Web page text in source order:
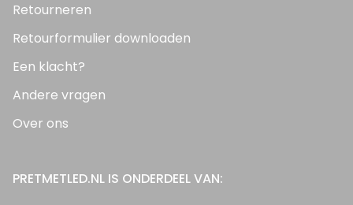
Retourneren
Retourformulier downloaden
Een klacht?
Andere vragen
Over ons
PRETMETLED.NL IS ONDERDEEL VAN: